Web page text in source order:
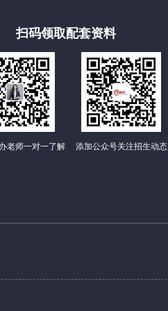
扫码领取配套资料
老师一对一了解 添加公众号关注招生动态